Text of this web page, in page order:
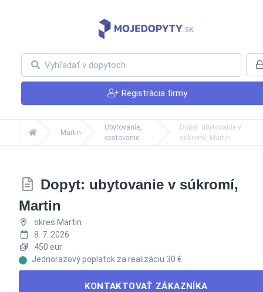
Registrácia firmy
Martin
Ubytovanie,
cestovanie
Dopyt: ubytovanie v
súkromí, Martin
Dopyt: ubytovanie v súkromí,
Martin
okres Martin
8. 7. 2026
450 eur
Jednorazový poplatok za realizáciu 30 €
KONTAKTOVAŤ ZÁKAZNÍKA